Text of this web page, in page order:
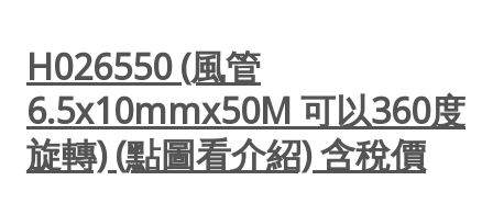
H026550 (風管
6.5x10mmx50M 可以360度
旋轉) (點圖看介紹) 含稅價